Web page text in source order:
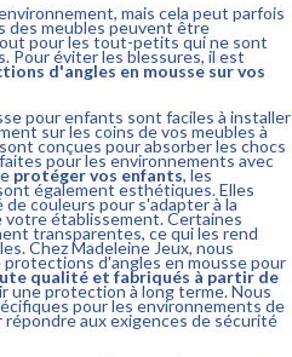
mais cela peut parfois
des meubles peuvent être
pour les tout-petits qui ne sont
Pour éviter les blessures, il est
d'angles en mousse sur vos
pour enfants sont faciles à installer
sur les coins de vos meubles à
conçues pour absorber les chocs
pour les environnements avec
protéger vos enfants, les
également esthétiques. Elles
couleurs pour s'adapter à la
votre établissement. Certaines
transparentes, ce qui les rend
Chez Madeleine Jeux, nous
d'angles en mousse pour
qualité et fabriqués à partir de
une protection à long terme. Nous
pour les environnements de
aux exigences de sécurité